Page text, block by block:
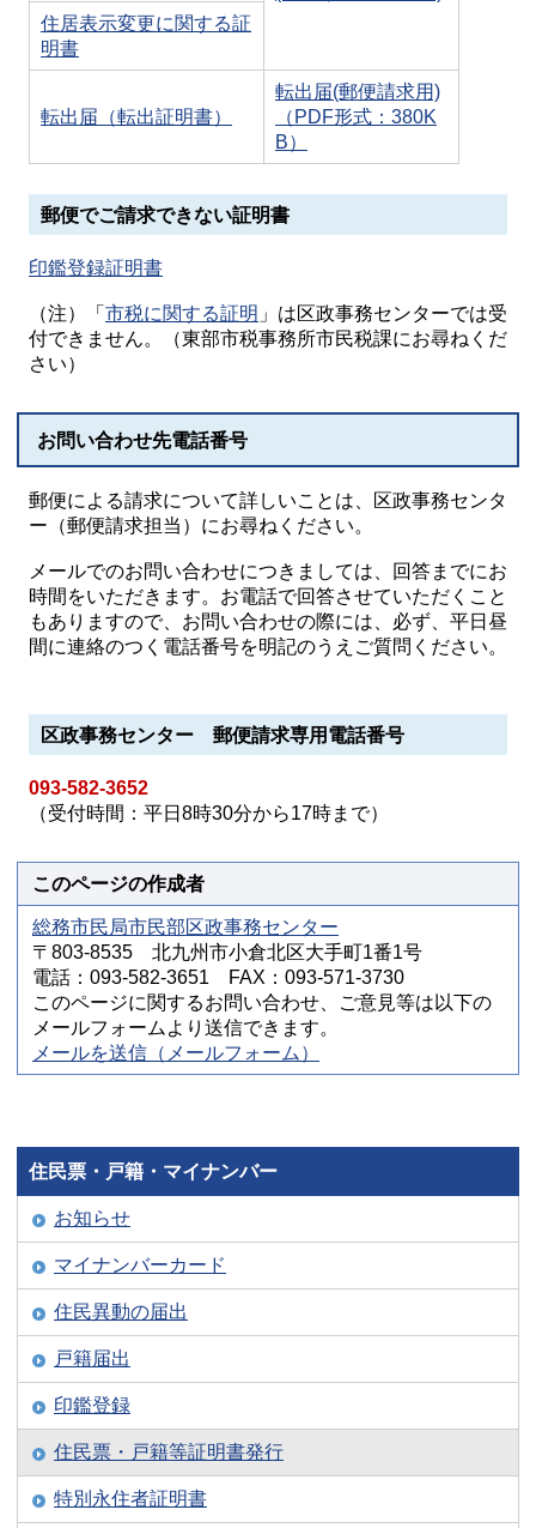
住居表示変更に関する証
明書
転出届（転出証明書）
転出届(郵便請求用)
（PDF形式：380K
B）
郵便でご請求できない証明書
印鑑登録証明書
（注）「 市税に関する証明 」は区政事務センターでは受
付できません。（東部市税事務所市民税課にお尋ねくだ
さい）
お問い合わせ先電話番号
郵便による請求について詳しいことは、区政事務センタ
ー（郵便請求担当）にお尋ねください。
メールでのお問い合わせにつきましては、回答までにお
時間をいただきます。お電話で回答させていただくこと
もありますので、お問い合わせの際には、必ず、平日昼
間に連絡のつく電話番号を明記のうえご質問ください。
区政事務センター 郵便請求専用電話番号
093-582-3652
（受付時間：平日8時30分から17時まで）
このページの作成者
総務市民局市民部区政事務センター
〒803-8535 北九州市小倉北区大手町1番1号
電話：093-582-3651 FAX：093-571-3730
このページに関するお問い合わせ、ご意見等は以下の
メールフォームより送信できます。
メールを送信（メールフォーム）
住民票・戸籍・マイナンバー
お知らせ
マイナンバーカード
住民異動の届出
戸籍届出
印鑑登録
住民票・戸籍等証明書発行
特別永住者証明書